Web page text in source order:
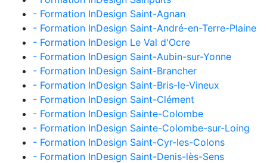
- Formation InDesign Saint-Agnan
- Formation InDesign Saint-André-en-Terre-Plaine
- Formation InDesign Le Val d'Ocre
- Formation InDesign Saint-Aubin-sur-Yonne
- Formation InDesign Saint-Brancher
- Formation InDesign Saint-Bris-le-Vineux
- Formation InDesign Saint-Clément
- Formation InDesign Sainte-Colombe
- Formation InDesign Sainte-Colombe-sur-Loing
- Formation InDesign Saint-Cyr-les-Colons
- Formation InDesign Saint-Denis-lès-Sens